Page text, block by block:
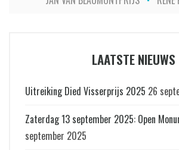
LAATSTE NIEUWS
Uitreiking Died Visserprijs 2025 26
Zaterdag 13 september 2025: Open
september 2025